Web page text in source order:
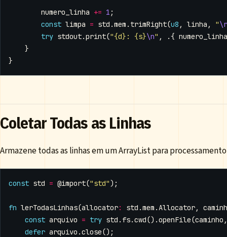
numero_linha += 1 ;
const limpa = std .mem . trimRight(u8 , linha , "\r
try stdout.print("{d}: {s}\n" , .{ numero_linha
}
}
Coletar Todas as Linhas
Armazene todas as linhas em um ArrayList para
const std = @import("std");
fn lerTodasLinhas(allocator: std .mem . Allocator,
const arquivo = try std . fs.cwd().openFile(caminho ,
defer arquivo .close();